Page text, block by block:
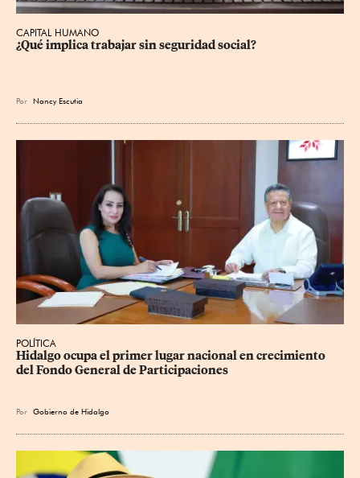
CAPITAL HUMANO
¿Qué implica trabajar sin seguridad social?
Por Nancy Escutia
POLÍTICA
Hidalgo ocupa el primer lugar nacional en crecimiento
del Fondo General de Participaciones
Por Gobierno de Hidalgo